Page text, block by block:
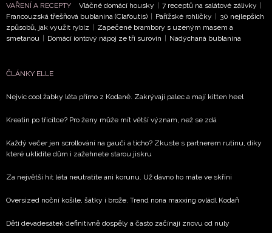
VAŘENÍ A RECEPTY Vláčné domácí housky | 7 receptů na salátové zálivky |
Francouzská třešňová bublanina (Clafoutis) | Pařížské rohlíčky | 30 nejlepších
způsobů, jak využít rybíz | Zapečené brambory s uzeným masem a
smetanou | Domácí iontový nápoj ze tří surovin | Nadýchaná bublanina
ČLÁNKY ELLE
Nejvíc cool žabky léta přímo z Kodaně. Zakrývají palec a mají kitten heel
Kreatin po třicítce? Pro ženy může mít větší význam, než se zdá
Každý večer jen scrollování na gauči a ticho? Zkuste s partnerem rutinu, díky
které uklidíte dům i zažehnete starou jiskru
Za největší hit léta neutratíte ani korunu. Už dávno ho máte ve skříni
Oversized noční košile, šátky i brože. Trend nona maxxing ovládl Kodaň
Děti devadesátek definitivně dospěly a často začínají znovu od nuly